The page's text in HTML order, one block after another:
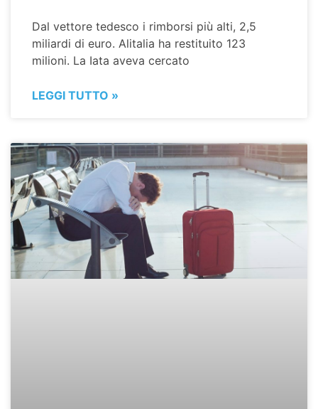
Dal vettore tedesco i rimborsi più alti, 2,5
miliardi di euro. Alitalia ha restituito 123
milioni. La Iata aveva cercato
LEGGI TUTTO »